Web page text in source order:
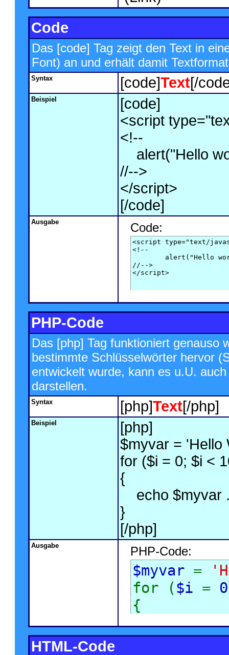
Code
Das [code] Tag zeigt den Text in
Font) an und erhält damit
Syntax [code]Text[/
Beispiel
[code]
<script
<!--
alert("Hello
//-->
</script>
[/code]
Ausgabe Code:
<script type="text/
<!--
//-->
</script>
PHP-Code
Das [php] Tag funktioniert genauso
bestimmte Schlüsselwörter hervor
entwickelt wurde, kann es u.U.
darstellen.
Syntax [php]Text[/php]
Beispiel
[php]
$myvar = 'Hello
for ($i = 0; $i <
{
echo $myvar
}
[/php]
Ausgabe PHP-Code:
$myvar =
for ($i = 0
{
echo
}
HTML-Code